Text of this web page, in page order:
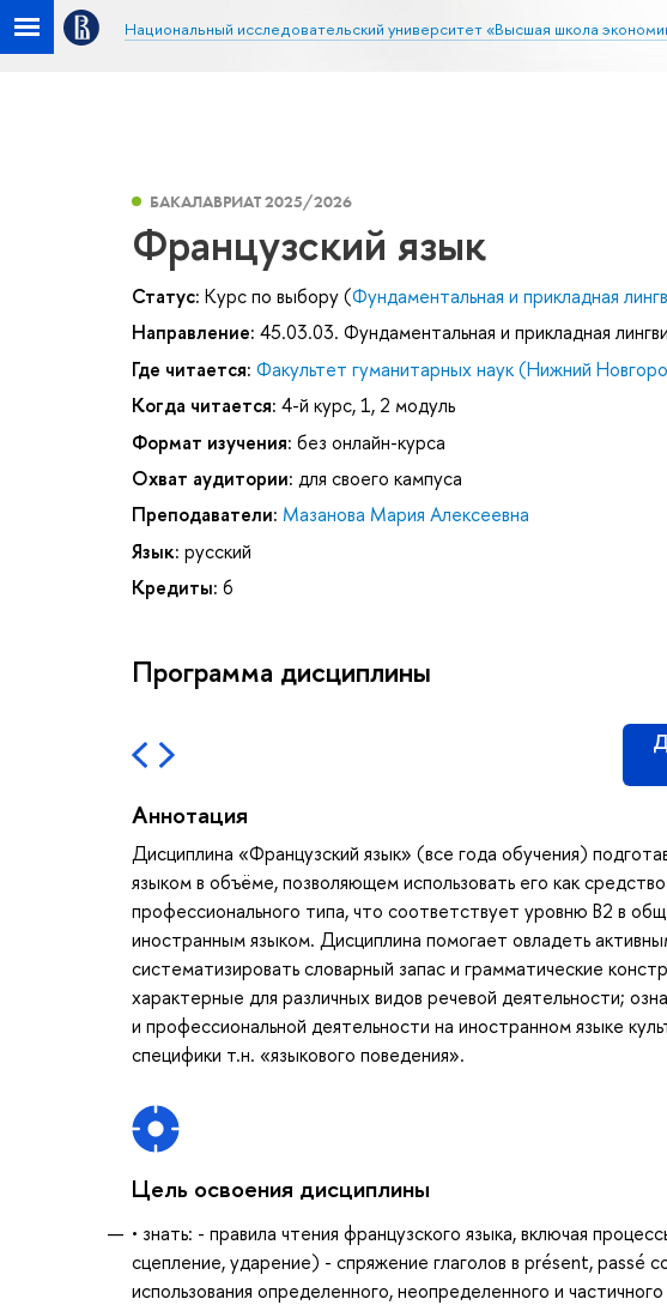
Национальный исследовательский университет «Высшая школа
БАКАЛАВРИАТ 2025/2026
Французский язык
Статус: Курс по выбору (Фундаментальная и прикладная
Направление: 45.03.03. Фундаментальная и прикладная
Где читается: Факультет гуманитарных наук (Нижний
Когда читается: 4-й курс, 1, 2 модуль
Формат изучения: без онлайн-курса
Охват аудитории: для своего кампуса
Преподаватели: Мазанова Мария Алексеевна
Язык: русский
Кредиты: 6
Программа дисциплины
Аннотация
Дисциплина «Французский язык» (все года обучения)
языком в объёме, позволяющем использовать его как
профессионального типа, что соответствует уровню В2 в
иностранным языком. Дисциплина помогает овладеть
систематизировать словарный запас и грамматические
характерные для различных видов речевой деятельности;
и профессиональной деятельности на иностранном языке
специфики т.н. «языкового поведения».
Цель освоения дисциплины
• знать: - правила чтения французского языка, включая
сцепление, ударение) - спряжение глаголов в présent, passé
использования определенного, неопределенного и